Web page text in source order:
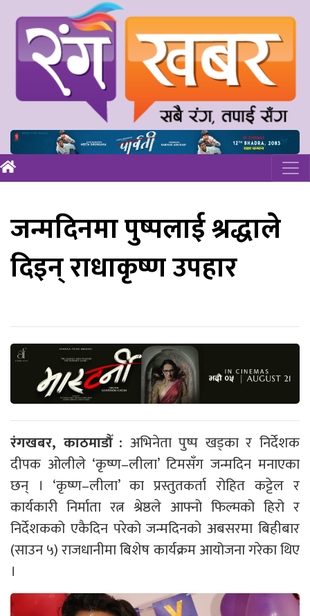
जन्मदिनमा पुष्पलाई श्रद्धाले
दिइन् राधाकृष्ण उपहार
रंगखबर, काठमाडौँ : अभिनेता पुष्प खड्का र निर्देशक
दीपक ओलीले ‘कृष्ण–लीला’ टिमसँग जन्मदिन मनाएका
छन् । ‘कृष्ण–लीला’ का प्रस्तुतकर्ता रोहित कट्टेल र
कार्यकारी निर्माता रत्न श्रेष्ठले आफ्नो फिल्मको हिरो र
निर्देशकको एकैदिन परेको जन्मदिनको अबसरमा बिहीबार
(साउन ५) राजधानीमा बिशेष कार्यक्रम आयोजना गरेका थिए
।